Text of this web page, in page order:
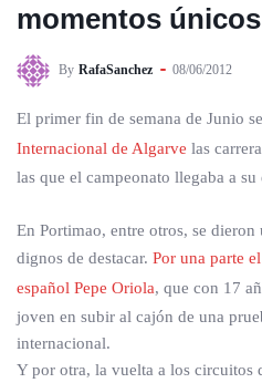
momentos
By RafaSanchez 08/06/2012
El primer fin de semana de Junio
Internacional de Algarve las
las que el campeonato llegaba a su
En Portimao, entre otros, se
dignos de destacar. Por una parte
español Pepe Oriola, que con 17
joven en subir al cajón de una
internacional.
Y por otra, la vuelta a los circuitos